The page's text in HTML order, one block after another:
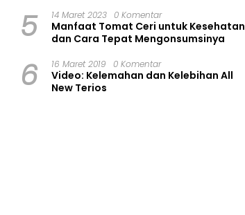
5 14 Maret 2023 0 Komentar
Manfaat Tomat Ceri untuk Kesehatan
dan Cara Tepat Mengonsumsinya
6 16 Maret 2019 0 Komentar
Video: Kelemahan dan Kelebihan All
New Terios